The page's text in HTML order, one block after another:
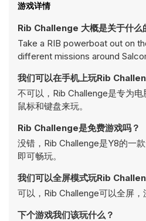
游戏详情
Rib Challenge 大概是关于什么
Take a RIB powerboat out on
different missions around
我们可以在手机上玩Rib
不可以，Rib Challenge是专为
鼠标和键盘来玩。
Rib Challenge是免费游戏吗？
没错，Rib Challenge是Y8的一
即可畅玩。
我们可以全屏模式玩Rib
可以，Rib Challenge可以全屏，
下个游戏我们该玩什么？